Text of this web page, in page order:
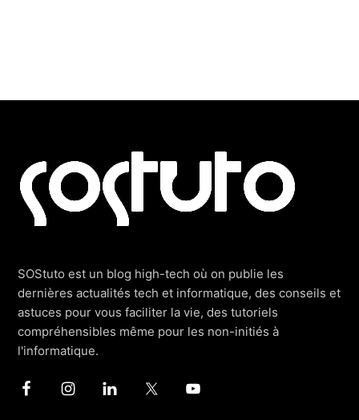
SOStuto est un blog high-tech où on publie les
dernières actualités tech et informatique, des conseils et
astuces pour vous faciliter la vie, des tutoriels
compréhensibles même pour les non-initiés à
l'informatique.